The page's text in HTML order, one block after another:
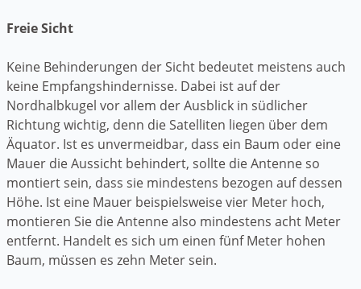
Freie Sicht
Keine Behinderungen der Sicht bedeutet meistens auch
keine Empfangshindernisse. Dabei ist auf der
Nordhalbkugel vor allem der Ausblick in südlicher
Richtung wichtig, denn die Satelliten liegen über dem
Äquator. Ist es unvermeidbar, dass ein Baum oder eine
Mauer die Aussicht behindert, sollte die Antenne so
montiert sein, dass sie mindestens bezogen auf dessen
Höhe. Ist eine Mauer beispielsweise vier Meter hoch,
montieren Sie die Antenne also mindestens acht Meter
entfernt. Handelt es sich um einen fünf Meter hohen
Baum, müssen es zehn Meter sein.